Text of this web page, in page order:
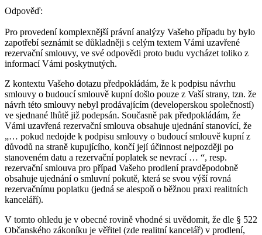
Odpověď:
Pro provedení komplexnější právní analýzy Vašeho případu by bylo
zapotřebí seznámit se důkladněji s celým textem Vámi uzavřené
rezervační smlouvy, ve své odpovědi proto budu vycházet toliko z
informací Vámi poskytnutých.
Z kontextu Vašeho dotazu předpokládám, že k podpisu návrhu
smlouvy o budoucí smlouvě kupní došlo pouze z Vaší strany, tzn. že
návrh této smlouvy nebyl prodávajícím (developerskou společností)
ve sjednané lhůtě již podepsán. Současně pak předpokládám, že
Vámi uzavřená rezervační smlouva obsahuje ujednání stanovící, že
„… pokud nedojde k podpisu smlouvy o budoucí smlouvě kupní z
důvodů na straně kupujícího, končí její účinnost nejpozději po
stanoveném datu a rezervační poplatek se nevrací … “, resp.
rezervační smlouva pro případ Vašeho prodlení pravděpodobně
obsahuje ujednání o smluvní pokutě, která se svou výší rovná
rezervačnímu poplatku (jedná se alespoň o běžnou praxi realitních
kanceláří).
V tomto ohledu je v obecné rovině vhodné si uvědomit, že dle § 522
Občanského zákoníku je věřitel (zde realitní kancelář) v prodlení,